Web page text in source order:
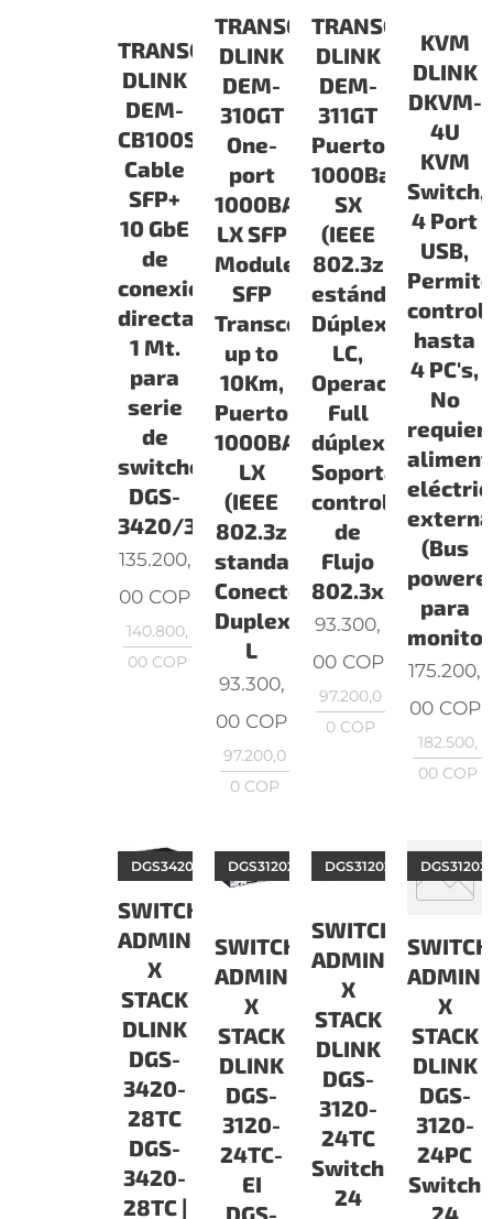
TRANSCEIVER
DLINK
DEM-
CB100S
Cable
SFP+
10 GbE
de
conexión
directa,
1 Mt.
para
serie
de
switches
DGS-
3420/3620
135.200,
00 COP
140.800,
00 COP
TRANSCEIVER
DLINK
DEM-
310GT
One-
port
1000BASE-
LX SFP
Module,
SFP
Transceiver,
up to
10Km,
Puerto
1000BASE-
LX
(IEEE
802.3z
standard),
Conector
Duplex
L
93.300,
00 COP
97.200,0
0COP
TRANSCEIVER
DLINK
DEM-
311GT
Puerto
1000Base-
SX
(IEEE
802.3z
Dúplex
LC,
Operación
Full
dúplex,
Soporta
control
de
Flujo
802.3x,Tipo
93.300,
00COP
97.200,0
0 COP
KVM
DLINK
DKVM-
4U
KVM
Switch,
4 Port
USB,
hasta
4 PC's,
No
externa
(Bus
para
monito
175.200,
00COP
182.500,
00COP
SWITCH
ADMINISTRABLES
X
STACK
DLINK
DGS-
3420-
28TC
DGS-
3420-
28TC |
DGS342028TC
SWITCH
ADMINISTRABLES
X
STACK
DLINK
DGS-
3120-
24TC-
EI
DGS-
DGS312024TCEI
SWITCH
X
STACK
DLINK
DGS-
3120-
24TC
Switch
24
DGS312024TC
SWITCH
X
STACK
DLINK
DGS-
3120-
24PC
Switch
24